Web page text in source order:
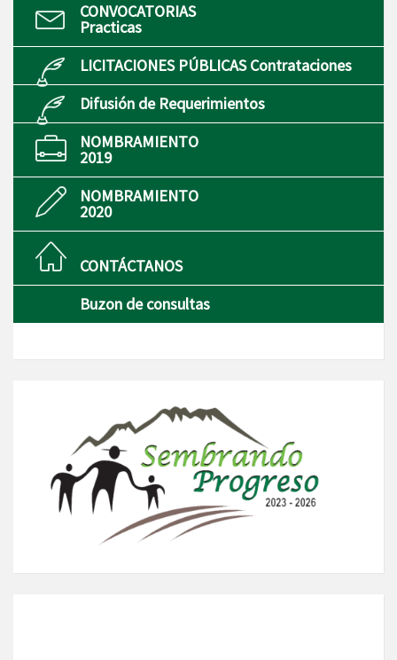
CONVOCATORIAS
Practicas
LICITACIONES PÚBLICAS Contrataciones
Difusión de Requerimientos
NOMBRAMIENTO
2019
NOMBRAMIENTO
2020
CONTÁCTANOS
Buzon de consultas